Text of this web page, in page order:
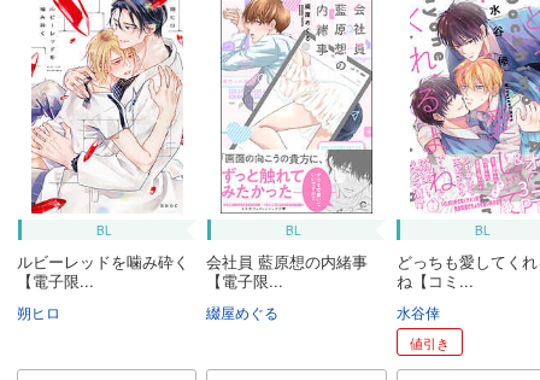
BL
ルビーレッドを噛み砕く
【電子限...
朔ヒロ
BL
会社員 藍原想の内緒事
【電子限...
綴屋めぐる
BL
どっちも愛してく
ね【コミ...
水谷倖
値引き